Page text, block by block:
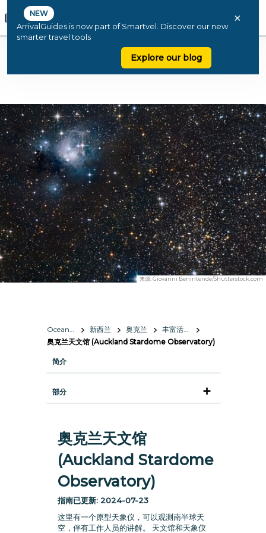
NEW
ArrivalGuides is now part of Smartvel. Discover our new
smarter travel tools
Explore our blog
×
来源:Giovanni Benintende/Shutterstock.com
Oceania 新西兰 奥克兰
丰富活动，壮丽美景
奥克兰天文馆 (Auckland Stardome Observatory)
简介
部分
奥克兰天文馆
(Auckland Stardome
Observatory)
指南已更新: 2024-07-23
这里有一个原型天象仪，可以观测南半球天
空，伴有工作人员的讲解。 天文馆和天象仪